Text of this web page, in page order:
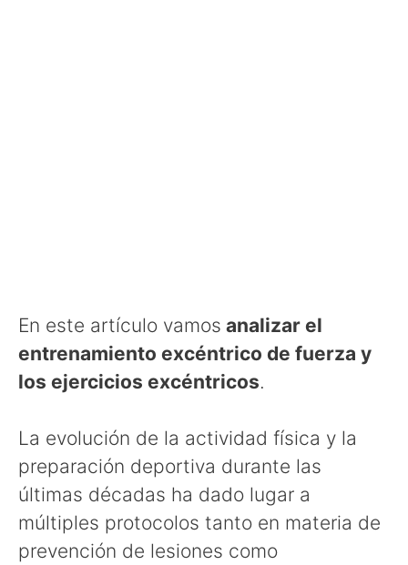
En este artículo vamos analizar el
entrenamiento excéntrico de fuerza y
los ejercicios excéntricos.
La evolución de la actividad física y la
preparación deportiva durante las
últimas décadas ha dado lugar a
múltiples protocolos tanto en materia de
prevención de lesiones como